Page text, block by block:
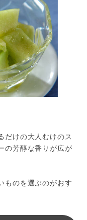
だけの大人むけのス
の芳醇な香りが広が
ものを選ぶのがおす